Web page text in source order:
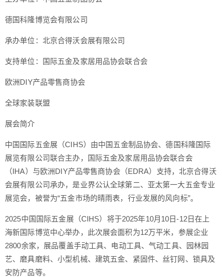
德国科隆博览会有限公司
承办单位：北京合得沃会展有限公司
支持单位：国际五金及家居用品协会联合会
欧洲DIY产品零售商协会
全球家装联盟
展会简介
中国国际五金展（CIHS）由中国五金制品协会、德国科隆国际
展览有限公司联合主办，国际五金及家居用品协会联合会
（IHA）与欧洲DIY产品零售商协会（EDRA）支持，北京合得沃
会展有限公司承办，是业界公认全球第二、亚太第一大五金专业
展览会，被誉为“五金市场的晴雨表，行业发展的风向标”。
2025中国国际五金展（CIHS）将于2025年10月10日-12日在上
海新国际博览中心举办，此次展会面积为12万平米，参展企业
2800余家，展品覆盖手动工具、电动工具、气动工具、园林园
艺、磨具磨料、小型机械、建筑五金、紧固件、丝钉网、锁具及
安防产品等。